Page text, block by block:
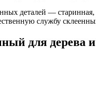
деталей —
службу
для дерева